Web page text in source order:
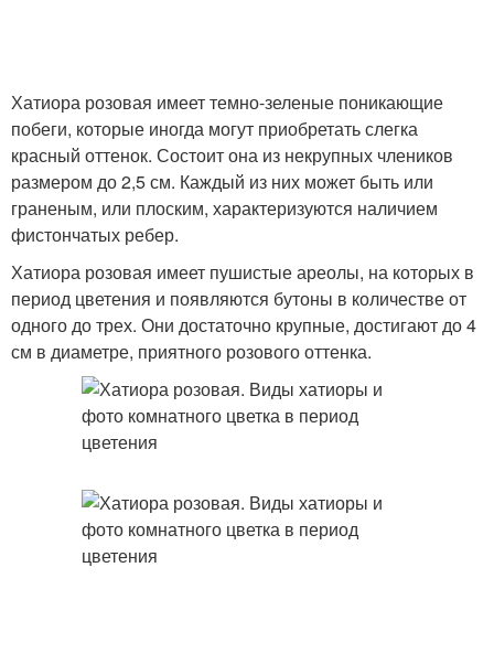
Хатиора розовая имеет темно-зеленые поникающие
побеги, которые иногда могут приобретать слегка
красный оттенок. Состоит она из некрупных члеников
размером до 2,5 см. Каждый из них может быть или
граненым, или плоским, характеризуются наличием
фистончатых ребер.
Хатиора розовая имеет пушистые ареолы, на которых в
период цветения и появляются бутоны в количестве от
одного до трех. Они достаточно крупные, достигают до 4
см в диаметре, приятного розового оттенка.